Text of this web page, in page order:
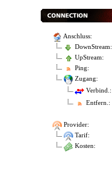
Anschluss:
DownStream:
UpStream:
Ping:
Zugang:
Verbind.:
Entfern.:
Provider:
Tarif:
Kosten: